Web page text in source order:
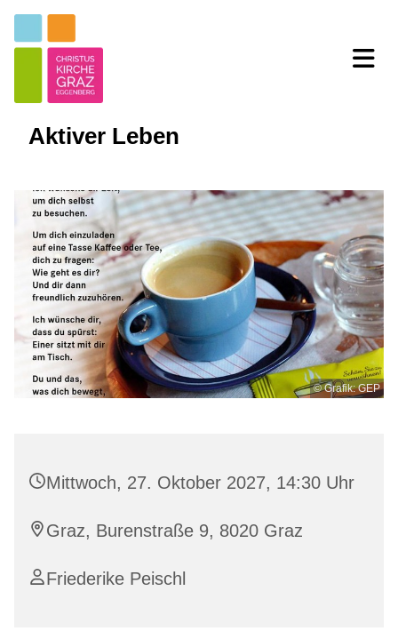
Aktiver Leben
© Grafik: GEP
Mittwoch, 27. Oktober 2027, 14:30 Uhr
Graz, Burenstraße 9, 8020 Graz
Friederike Peischl